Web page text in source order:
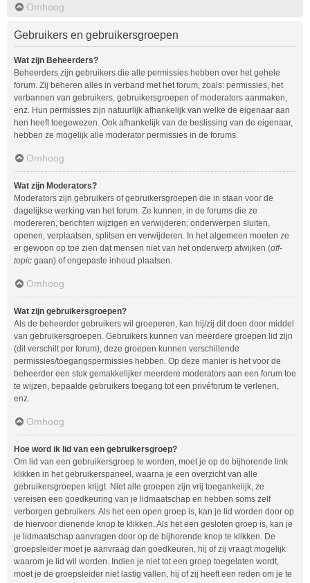
Omhoog
Gebruikers en gebruikersgroepen
Wat zijn Beheerders?
Beheerders zijn gebruikers die alle permissies hebben over het gehele
forum. Zij beheren alles in verband met het forum, zoals: permissies, het
verbannen van gebruikers, gebruikersgroepen of moderators aanmaken,
enz. Hun permissies zijn natuurlijk afhankelijk van welke de eigenaar aan
hen heeft toegewezen. Ook afhankelijk van de beslissing van de eigenaar,
hebben ze mogelijk alle moderator permissies in de forums.
Omhoog
Wat zijn Moderators?
Moderators zijn gebruikers of gebruikersgroepen die in staan voor de
dagelijkse werking van het forum. Ze kunnen, in de forums die ze
modereren, berichten wijzigen en verwijderen; onderwerpen sluiten,
openen, verplaatsen, splitsen en verwijderen. In het algemeen moeten ze
er gewoon op toe zien dat mensen niet van het onderwerp afwijken (off-
topic gaan) of ongepaste inhoud plaatsen.
Omhoog
Wat zijn gebruikersgroepen?
Als de beheerder gebruikers wil groeperen, kan hij/zij dit doen door middel
van gebruikersgroepen. Gebruikers kunnen van meerdere groepen lid zijn
(dit verschilt per forum), deze groepen kunnen verschillende
permissies/toegangspermissies hebben. Op deze manier is het voor de
beheerder een stuk gemakkelijker meerdere moderators aan een forum toe
te wijzen, bepaalde gebruikers toegang tot een privéforum te verlenen,
enz.
Omhoog
Hoe word ik lid van een gebruikersgroep?
Om lid van een gebruikersgroep te worden, moet je op de bijhorende link
klikken in het gebruikerspaneel, waarna je een overzicht van alle
gebruikersgroepen krijgt. Niet alle groepen zijn vrij toegankelijk, ze
vereisen een goedkeuring van je lidmaatschap en hebben soms zelf
verborgen gebruikers. Als het een open groep is, kan je lid worden door op
de hiervoor dienende knop te klikken. Als het een gesloten groep is, kan je
je lidmaatschap aanvragen door op de bijhorende knop te klikken. De
groepsleider moet je aanvraag dan goedkeuren, hij of zij vraagt mogelijk
waarom je lid wil worden. Indien je niet tot een groep toegelaten wordt,
moet je de groepsleider niet lastig vallen, hij of zij heeft een reden om je te